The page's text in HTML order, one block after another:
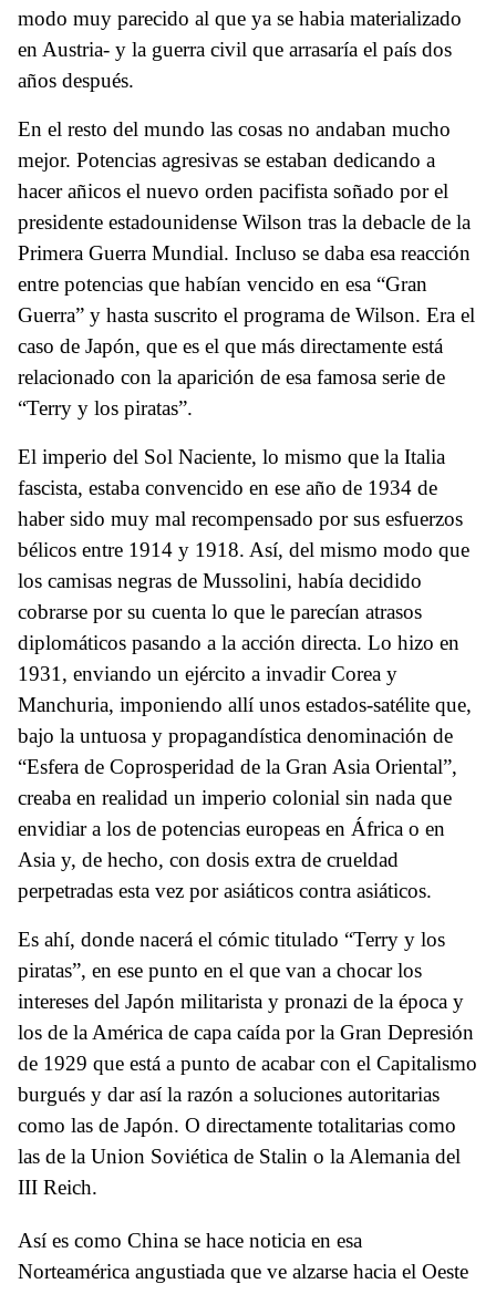
modo muy parecido al que ya se habia materializado
en Austria- y la guerra civil que arrasaría el país dos
años después.
En el resto del mundo las cosas no andaban mucho
mejor. Potencias agresivas se estaban dedicando a
hacer añicos el nuevo orden pacifista soñado por el
presidente estadounidense Wilson tras la debacle de la
Primera Guerra Mundial. Incluso se daba esa reacción
entre potencias que habían vencido en esa “Gran
Guerra” y hasta suscrito el programa de Wilson. Era el
caso de Japón, que es el que más directamente está
relacionado con la aparición de esa famosa serie de
“Terry y los piratas”.
El imperio del Sol Naciente, lo mismo que la Italia
fascista, estaba convencido en ese año de 1934 de
haber sido muy mal recompensado por sus esfuerzos
bélicos entre 1914 y 1918. Así, del mismo modo que
los camisas negras de Mussolini, había decidido
cobrarse por su cuenta lo que le parecían atrasos
diplomáticos pasando a la acción directa. Lo hizo en
1931, enviando un ejército a invadir Corea y
Manchuria, imponiendo allí unos estados-satélite que,
bajo la untuosa y propagandística denominación de
“Esfera de Coprosperidad de la Gran Asia Oriental”,
creaba en realidad un imperio colonial sin nada que
envidiar a los de potencias europeas en África o en
Asia y, de hecho, con dosis extra de crueldad
perpetradas esta vez por asiáticos contra asiáticos.
Es ahí, donde nacerá el cómic titulado “Terry y los
piratas”, en ese punto en el que van a chocar los
intereses del Japón militarista y pronazi de la época y
los de la América de capa caída por la Gran Depresión
de 1929 que está a punto de acabar con el Capitalismo
burgués y dar así la razón a soluciones autoritarias
como las de Japón. O directamente totalitarias como
las de la Union Soviética de Stalin o la Alemania del
III Reich.
Así es como China se hace noticia en esa
Norteamérica angustiada que ve alzarse hacia el Oeste